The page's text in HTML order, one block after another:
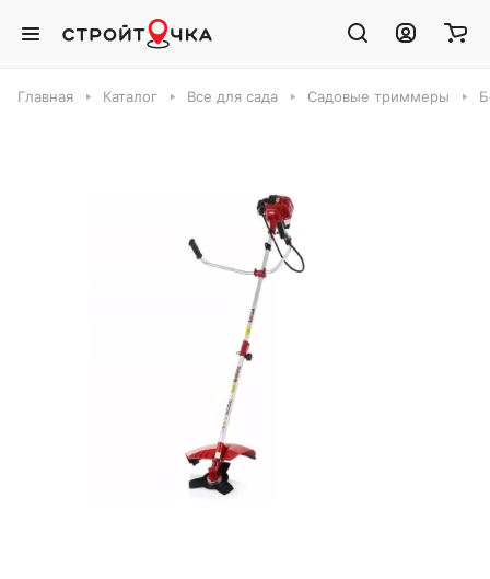
Главная Каталог Все для сада Садовые триммеры